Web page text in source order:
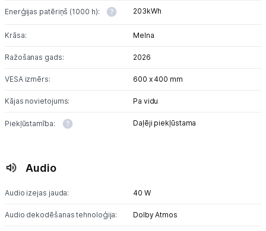
Enerģijas patēriņš (1000 h): 203kWh
Krāsa: Melna
Ražošanas gads: 2026
VESA izmērs: 600 x 400 mm
Kājas novietojums: Pa vidu
Piekļūstamība: Daļēji piekļūstama
Audio
Audio izejas jauda: 40 W
Audio dekodēšanas tehnoloģija: Dolby Atmos